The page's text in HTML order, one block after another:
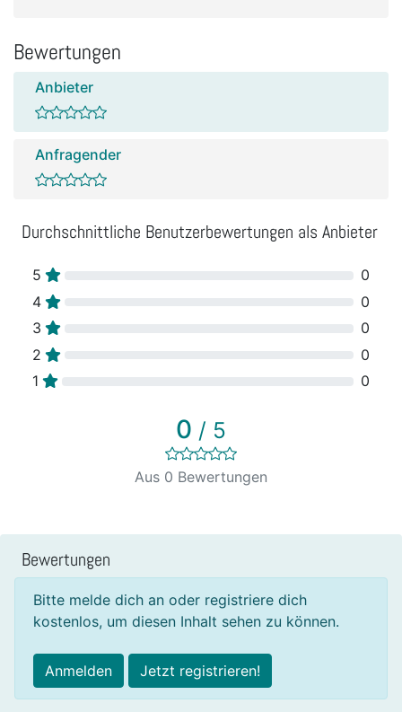
Bewertungen
Anbieter
Anfragender
Durchschnittliche Benutzerbewertungen als Anbieter
5
0
4
0
3
0
2
0
1
0
0 / 5
Aus 0 Bewertungen
Bewertungen
Bitte melde dich an oder registriere dich
kostenlos, um diesen Inhalt sehen zu können.
Anmelden Jetzt registrieren!